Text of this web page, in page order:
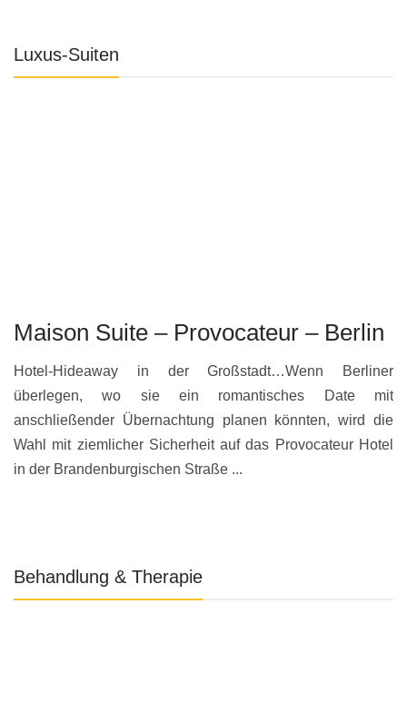
Luxus-Suiten
Maison Suite – Provocateur – Berlin
Hotel-Hideaway in der Großstadt…Wenn Berliner
überlegen, wo sie ein romantisches Date mit
anschließender Übernachtung planen könnten, wird die
Wahl mit ziemlicher Sicherheit auf das Provocateur Hotel
in der Brandenburgischen Straße ...
Behandlung & Therapie